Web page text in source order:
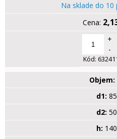
Na sklade do 10
+
-
Kód:
Objem:
d1:
d2:
h: